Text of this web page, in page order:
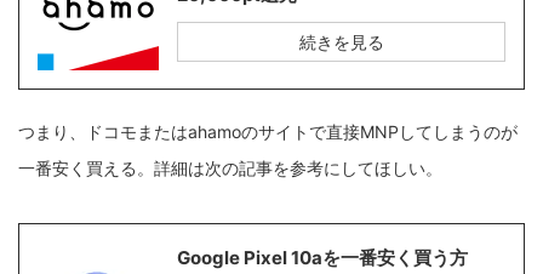
続きを見る
つまり、ドコモまたはahamoのサイトで直接MNPしてしまうのが
一番安く買える。詳細は次の記事を参考にしてほしい。
Google Pixel 10aを一番安く買う方